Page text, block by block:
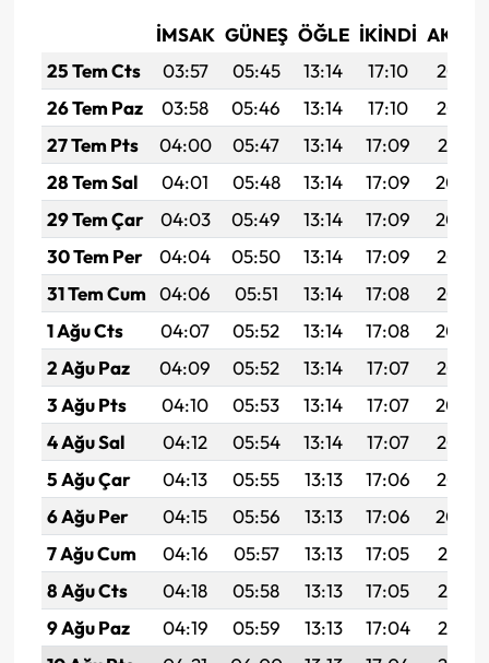
İMSAK GÜNEŞ ÖĞLE İKINDI
25 Tem Cts
03:57 05:45 13:14 17:10
20:33
26 Tem Paz
03:58 05:46 13:14 17:10
20:32
27 Tem Pts
04:00 05:47 13:14 17:09
20:31
28 Tem Sal
04:01 05:48 13:14 17:09
20:30
29 Tem Çar
04:03 05:49 13:14 17:09
20:29
30 Tem Per
04:04 05:50 13:14 17:09
20:28
31 Tem Cum
04:06 05:51 13:14 17:08
20:27
1 Ağu Cts
04:07 05:52 13:14 17:08
20:26
2 Ağu Paz
04:09 05:52 13:14 17:07
20:25
3 Ağu Pts
04:10 05:53 13:14 17:07
20:24
4 Ağu Sal
04:12 05:54 13:14 17:07
20:23
5 Ağu Çar
04:13 05:55 13:13 17:06
20:22
6 Ağu Per
04:15 05:56 13:13 17:06
20:20
7 Ağu Cum
04:16 05:57 13:13 17:05
20:19
8 Ağu Cts
04:18 05:58 13:13 17:05
20:18
9 Ağu Paz
04:19 05:59 13:13 17:04
20:17